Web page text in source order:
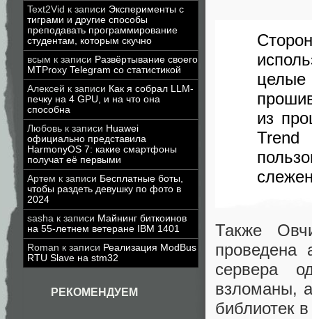
Text2Vid к записи Эксперименты с
тиграми и другие способы
преподавать программирование
студентам, которым скучно
всым к записи Развёртывание своего
MTProxy Telegram со статистикой
Алексей к записи Как я собрал LLM-
печку на 4 GPU, и на что она
способна
Любовь к записи Huawei
официально представила
HarmonyOS 7: какие смартфоны
получат её первыми
Артем к записи Бесплатные боты,
чтобы раздеть девушку по фото в
2024
sasha к записи Майнинг биткоинов
на 55-летнем ветеране IBM 1401
Roman к записи Реализация ModBus
RTU Slave на stm32
РЕКОМЕНДУЕМ
из
Также
проведена
сервера
взломаны,
библиотек